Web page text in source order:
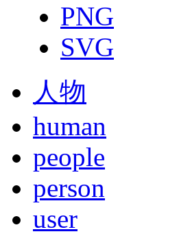
PNG
SVG
人物
human
people
person
user